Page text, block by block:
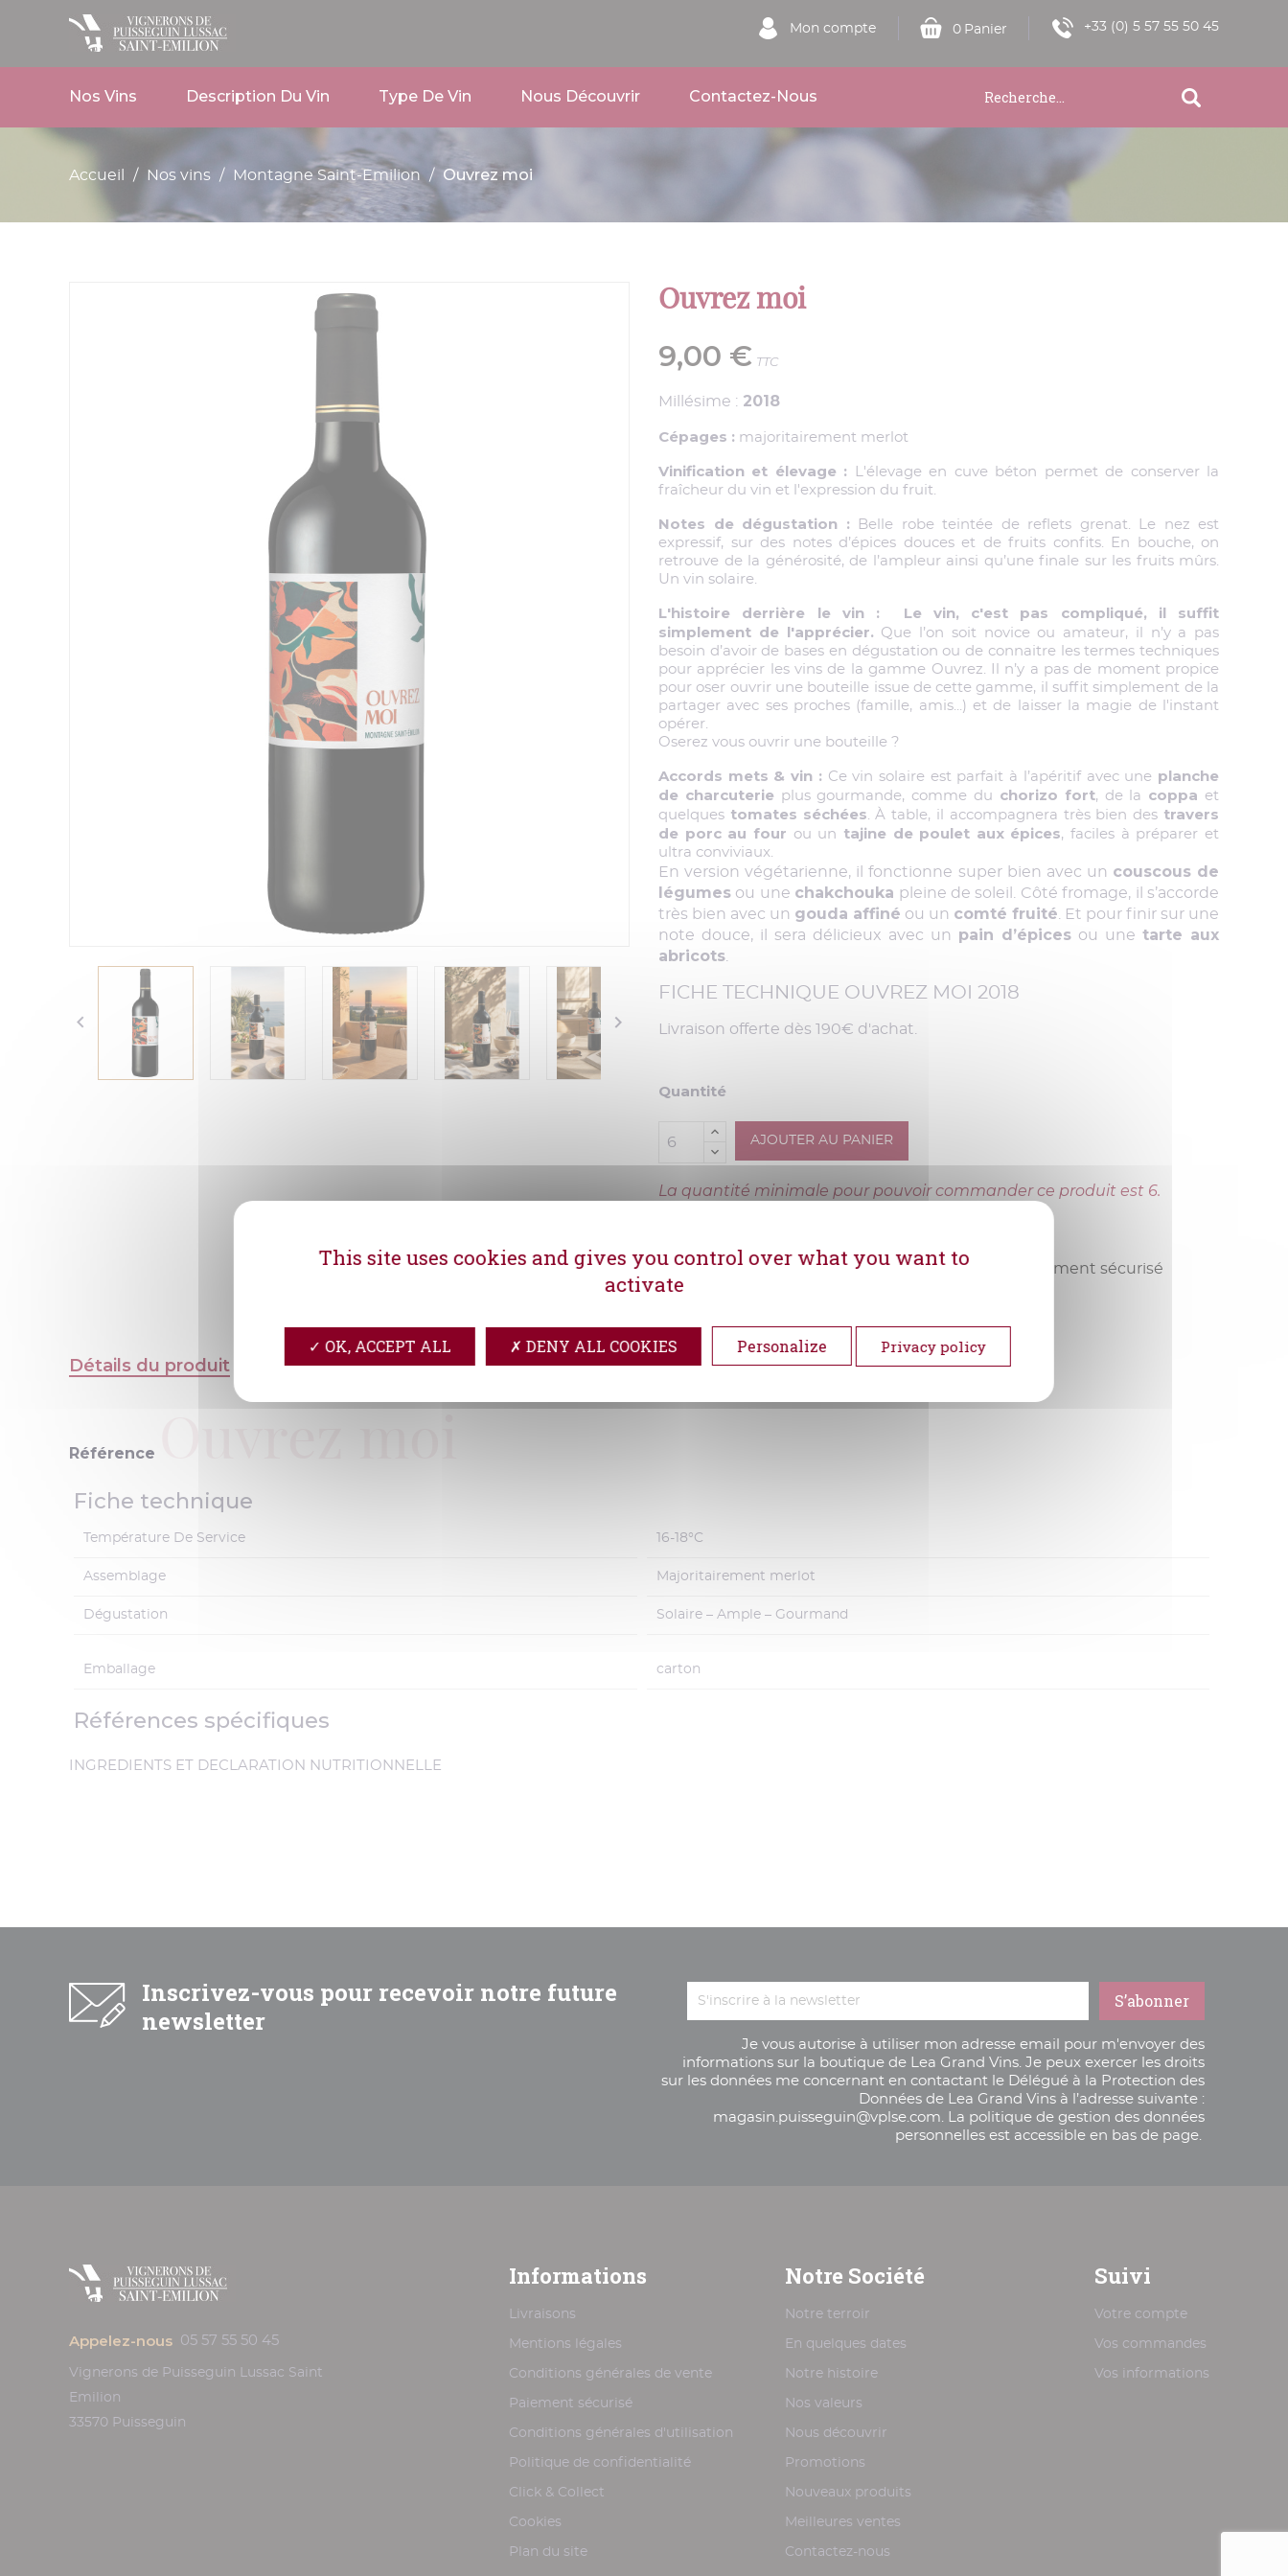
Mon compte 0 Panier +33 (0) 5 57 55 50 45
Nos Vins Description Du Vin Type De Vin Nous Découvrir Contactez-Nous
Accueil Nos vins Montagne Saint-Emilion Ouvrez moi
 
Ouvrez moi
9,00 € TTC
Millésime : 2018
Cépages : majoritairement merlot
Vinification et élevage :
L'élevage en cuve béton permet de conserver la
fraîcheur du vin et l'expression du fruit.
Notes de dégustation :
Belle robe teintée de reflets grenat. Le nez est
expressif, sur des notes d’épices douces et de fruits confits. En bouche, on
retrouve de la générosité, de l’ampleur ainsi qu’une finale sur les fruits mûrs.
Un vin solaire.
L'histoire derrière le vin : Le vin, c'est pas compliqué, il suffit
simplement de l'apprécier. Que l’on soit novice ou amateur, il n’y a pas
besoin d’avoir de bases en dégustation ou de connaitre les termes techniques
pour apprécier les vins de la gamme Ouvrez. Il n’y a pas de moment propice
pour oser ouvrir une bouteille issue de cette gamme, il suffit simplement de la
partager avec ses proches (famille, amis...) et de laisser la magie de l'instant
opérer.
Oserez vous ouvrir une bouteille ?
Accords mets & vin : Ce vin solaire est parfait à l’apéritif avec une planche
de charcuterie plus gourmande, comme du chorizo fort, de la coppa et
quelques tomates séchées. À table, il accompagnera très bien des travers
de porc au four ou un tajine de poulet aux épices, faciles à préparer et
ultra conviviaux.
En version végétarienne, il fonctionne super bien avec un couscous de
légumes ou une chakchouka pleine de soleil. Côté fromage, il s’accorde
très bien avec un gouda affiné ou un comté fruité . Et pour finir sur une
note douce, il sera délicieux avec un pain d’épices ou une tarte aux
abricots
FICHE TECHNIQUE OUVREZ MOI 2018
Livraison offerte dès 190€ d'achat.
Quantité
AJOUTER AU PANIER
La quantité minimale pour pouvoir commander ce produit est 6.
Envoi sécurisé Livraison rapide Paiement sécurisé
Détails du produit
Référence Ouvrez moi
Fiche technique
Température De Service 16-18°C
Assemblage Majoritairement merlot
Dégustation Solaire – Ample – Gourmand
Emballage carton
Références spécifiques
INGREDIENTS ET DECLARATION NUTRITIONNELLE
Inscrivez-vous pour recevoir notre future
newsletter
Je vous autorise à utiliser mon adresse email pour m'envoyer des
informations sur la boutique de Lea Grand Vins. Je peux exercer les droits
sur les données me concernant en contactant le Délégué à la Protection des
Données de Lea Grand Vins à l’adresse suivante :
magasin.puisseguin@vplse.com. La politique de gestion des données
personnelles est accessible en bas de page.
Appelez-nous 05 57 55 50 45
Vignerons de Puisseguin Lussac Saint
Emilion
33570 Puisseguin
Informations
Livraisons
Mentions légales
Conditions générales de vente
Paiement sécurisé
Conditions générales d'utilisation
Politique de confidentialité
Click & Collect
Cookies
Plan du site
Notre Société
Notre terroir
En quelques dates
Notre histoire
Nos valeurs
Nous découvrir
Promotions
Nouveaux produits
Meilleures ventes
Contactez-nous
Suivi
Votre compte
Vos commandes
Vos informations
This site uses cookies and gives you control over what you want to
activate
OK, ACCEPT ALL DENY ALL COOKIES Personalize Privacy policy